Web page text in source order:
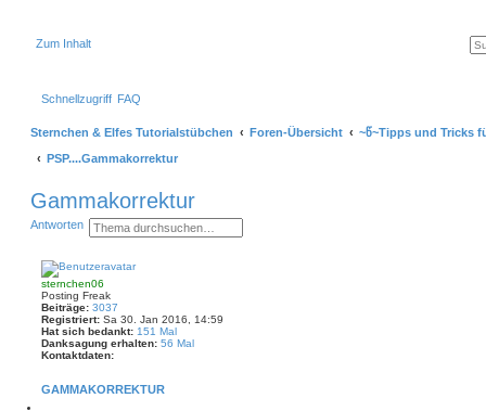
Zum Inhalt
Schnellzugriff FAQ
Sternchen & Elfes Tutorialstübchen Foren-Übersicht
~წ~Tipps und Tricks
PSP....Gammakorrektur
Gammakorrektur
Antworten S
u
h
E
r
e
t
e
r
t
e
S
h
sternchen06
Posting Freak
Beiträge: 3037
Registriert: Sa 30. Jan 2016, 14:59
Hat sich bedankt: 151 Mal
Danksagung erhalten: 56 Mal
Kontaktdaten:
n
GAMMAKORREKTUR